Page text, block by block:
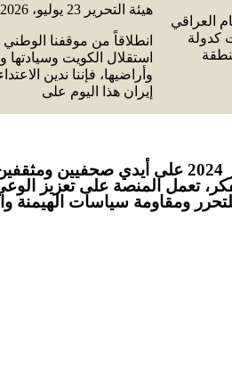
العراقي
كدولة
هيئة التحرير 23 يوليو، 2026
انطلاقاً من موقفنا
استقلال الكويت
وأراضيها، فإننا ندين
إيران هذا اليوم على
منصة إلكترونية انطلقت في يناير
تعمل المنصة على تعزيز
ومقاومة سياسات الهيمنة